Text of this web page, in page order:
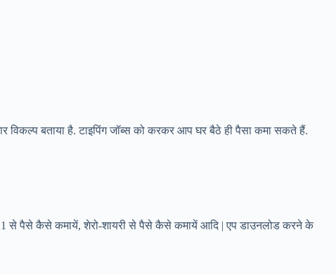
बताया है. टाइपिंग जॉब्स को करकर आप घर बैठे ही पैसा कमा सकते हैं.
से पैसे कैसे कमायें, शेरो-शायरी से पैसे कैसे कमायें आदि | एप डाउनलोड करने के